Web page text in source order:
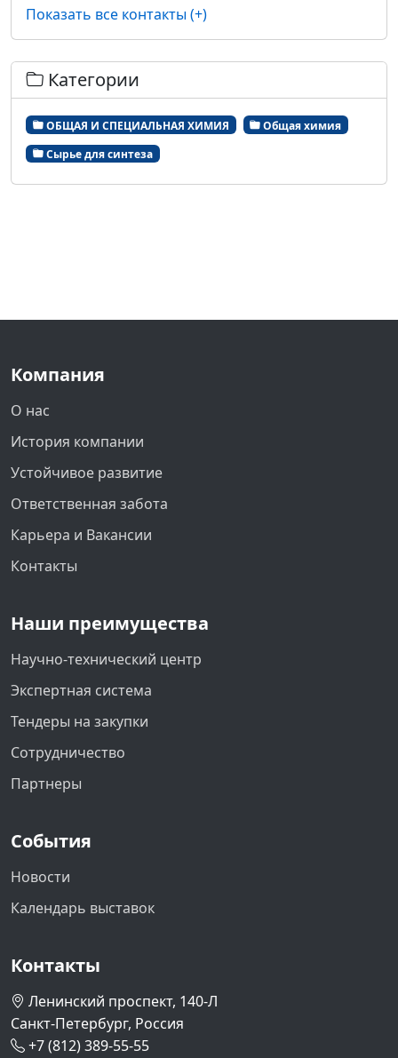
Показать все контакты (+)
Категории
ОБЩАЯ И СПЕЦИАЛЬНАЯ ХИМИЯ
Общая химия
Сырье для синтеза
Компания
О нас
История компании
Устойчивое развитие
Ответственная забота
Карьера и Вакансии
Контакты
Наши преимущества
Научно-технический центр
Экспертная система
Тендеры на закупки
Сотрудничество
Партнеры
События
Новости
Календарь выставок
Контакты
Ленинский проспект, 140-Л
Санкт-Петербург, Россия
+7 (812) 389-55-55